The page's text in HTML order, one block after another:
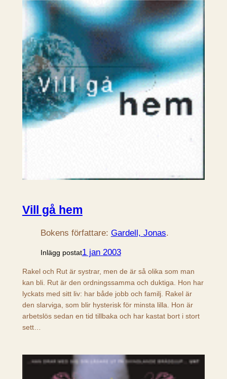
Vill gå hem
Bokens författare: Gardell, Jonas.
Inlägg postat1 jan 2003
Rakel och Rut är systrar, men de är så olika som man
kan bli. Rut är den ordningssamma och duktiga. Hon har
lyckats med sitt liv: har både jobb och familj. Rakel är
den slarviga, som blir hysterisk för minsta lilla. Hon är
arbetslös sedan en tid tillbaka och har kastat bort i stort
sett…